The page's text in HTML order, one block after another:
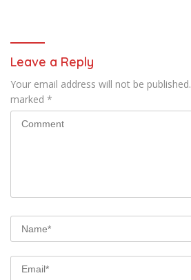
Leave a Reply
Your email address will not be published.
marked *